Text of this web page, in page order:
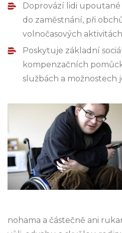
Doprovází lidi
do zaměstnání, při
volnočasových aktivitách
Poskytuje základní
kompenzačních
službách a možnostech
nohama a částečně ani